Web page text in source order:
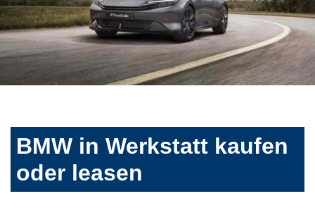
BMW in Werkstatt kaufen
oder leasen